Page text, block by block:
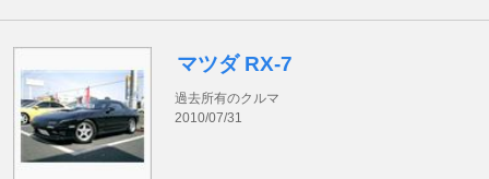
マツダ RX-7
過去所有のクルマ
2010/07/31